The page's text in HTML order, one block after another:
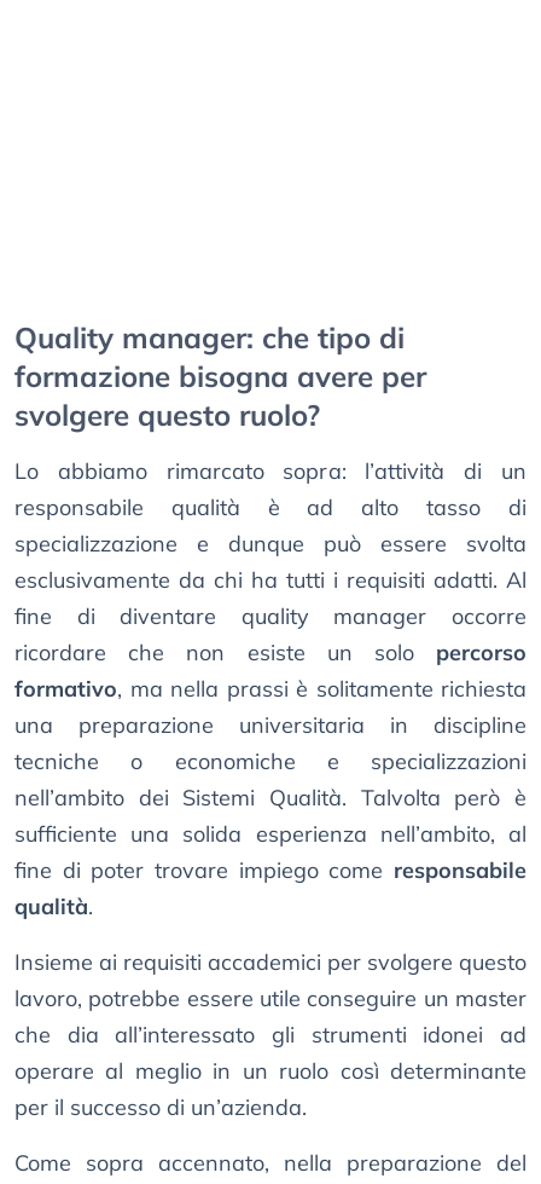
Quality manager: che tipo di
formazione bisogna avere per
svolgere questo ruolo?
Lo abbiamo rimarcato sopra: l’attività di un
responsabile qualità è ad alto tasso di
specializzazione e dunque può essere svolta
esclusivamente da chi ha tutti i requisiti adatti. Al
fine di diventare quality manager occorre
ricordare che non esiste un solo percorso
formativo, ma nella prassi è solitamente richiesta
una preparazione universitaria in discipline
tecniche o economiche e specializzazioni
nell’ambito dei Sistemi Qualità. Talvolta però è
sufficiente una solida esperienza nell’ambito, al
fine di poter trovare impiego come responsabile
qualità.
Insieme ai requisiti accademici per svolgere questo
lavoro, potrebbe essere utile conseguire un master
che dia all’interessato gli strumenti idonei ad
operare al meglio in un ruolo così determinante
per il successo di un’azienda.
Come sopra accennato, nella preparazione del